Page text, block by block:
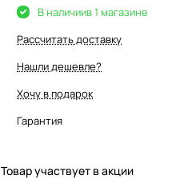
В наличиив 1 магазине
Рассчитать доставку
Нашли дешевле?
Хочу в подарок
Гарантия
Товар участвует в акции